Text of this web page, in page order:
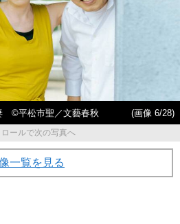
©平松市聖／文藝春秋
(画像 6/28)
ールで次の写真へ
一覧を見る